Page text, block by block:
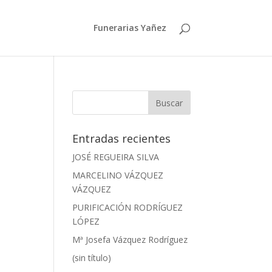
Funerarias Yañez
Entradas recientes
JOSÉ REGUEIRA SILVA
MARCELINO VÁZQUEZ
VÁZQUEZ
PURIFICACIÓN RODRÍGUEZ
LÓPEZ
Mª Josefa Vázquez Rodríguez
(sin título)